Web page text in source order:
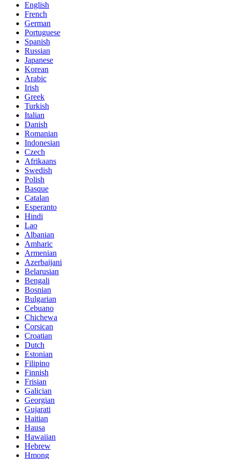
English
French
German
Portuguese
Spanish
Russian
Japanese
Korean
Arabic
Irish
Greek
Turkish
Italian
Danish
Romanian
Indonesian
Czech
Afrikaans
Swedish
Polish
Basque
Catalan
Esperanto
Hindi
Lao
Albanian
Amharic
Armenian
Azerbaijani
Belarusian
Bengali
Bosnian
Bulgarian
Cebuano
Chichewa
Corsican
Croatian
Dutch
Estonian
Filipino
Finnish
Frisian
Galician
Georgian
Gujarati
Haitian
Hausa
Hawaiian
Hebrew
Hmong